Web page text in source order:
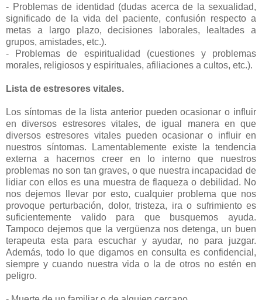
- Problemas de identidad (dudas acerca de la sexualidad,
significado de la vida del paciente, confusión respecto a
metas a largo plazo, decisiones laborales, lealtades a
grupos, amistades, etc.).
- Problemas de espiritualidad (cuestiones y problemas
morales, religiosos y espirituales, afiliaciones a cultos, etc.).
Lista de estresores vitales.
Los síntomas de la lista anterior pueden ocasionar o influir
en diversos estresores vitales, de igual manera en que
diversos estresores vitales pueden ocasionar o influir en
nuestros síntomas. Lamentablemente existe la tendencia
externa a hacernos creer en lo interno que nuestros
problemas no son tan graves, o que nuestra incapacidad de
lidiar con ellos es una muestra de flaqueza o debilidad. No
nos dejemos llevar por esto, cualquier problema que nos
provoque perturbación, dolor, tristeza, ira o sufrimiento es
suficientemente valido para que busquemos ayuda.
Tampoco dejemos que la vergüenza nos detenga, un buen
terapeuta esta para escuchar y ayudar, no para juzgar.
Además, todo lo que digamos en consulta es confidencial,
siempre y cuando nuestra vida o la de otros no estén en
peligro.